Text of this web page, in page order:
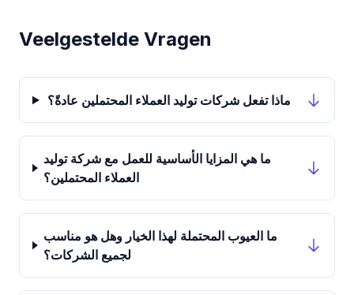
Veelgestelde Vragen
ماذا تفعل شركات توليد العملاء المحتملين عادةً؟
ما هي المزايا الأساسية للعمل مع شركة توليد
العملاء المحتملين؟
ما العيوب المحتملة لهذا الخيار وهل هو مناسب
لجميع الشركات؟